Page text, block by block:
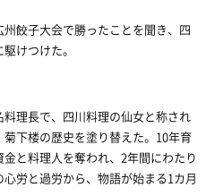
餃子大会で勝ったことを聞き、四
けつけた。
理長で、四川料理の仙女と称され
下楼の歴史を塗り替えた。10年育
と料理人を奪われ、2年間にわたり
労と過労から、物語が始まる1カ月